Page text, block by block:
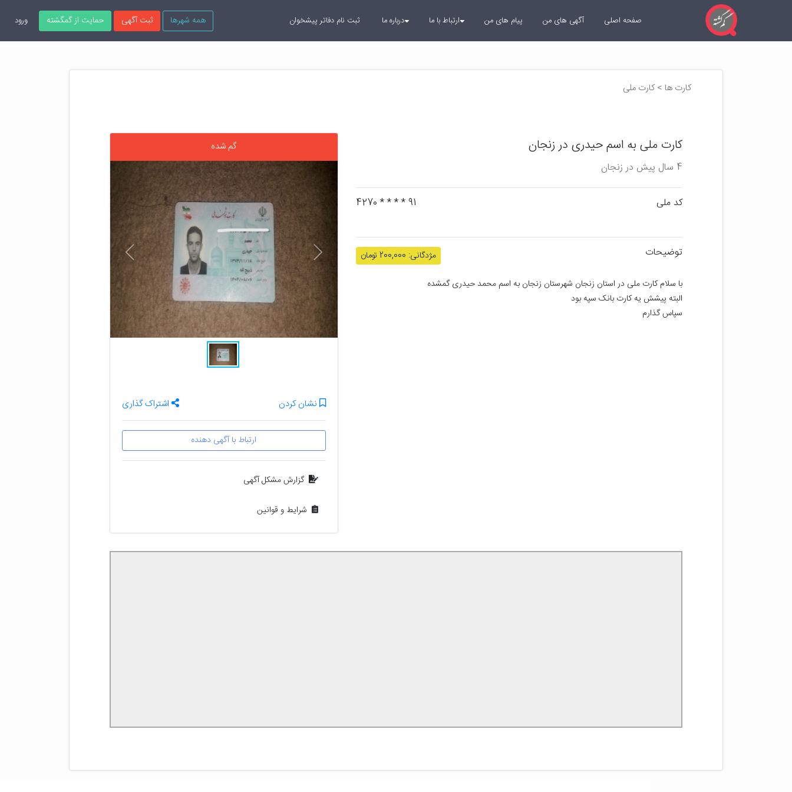
همه شهرها ثبت آگهی حمایت از گمگشته ورود صفحه اصلی آگهی های من پیام های من ارتباط با ما درباره ما ثبت نام دفاتر پیشخوان
کارت ها > کارت ملی
کارت ملی به اسم حیدری در زنجان
4 سال پیش در زنجان
کد ملی 91 * * * * 4270
توضیحات
مژدگانی: 200,000 تومان
سپاس گذارم
گم شده
بعدی
نشان کردن اشتراک گذاری
ارتباط با آگهی دهنده
گزارش مشکل آگهی
شرایط و قوانین